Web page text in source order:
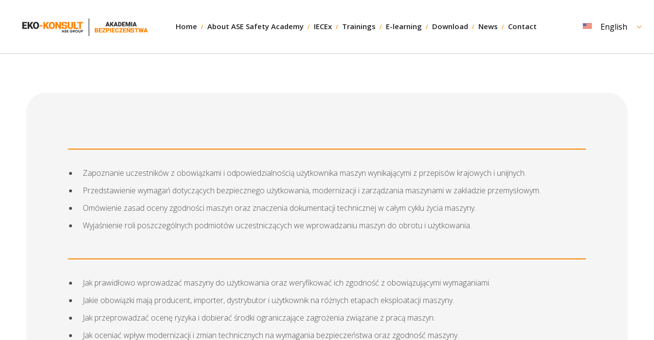
Home About ASE Safety Academy IECEx Trainings E-learning Download News Contact English
Zapoznanie uczestników z obowiązkami i odpowiedzialnością użytkownika maszyn wynikającymi z przepisów krajowych i unijnych.
Przedstawienie wymagań dotyczących bezpiecznego użytkowania, modernizacji i zarządzania maszynami w zakładzie przemysłowym.
Omówienie zasad oceny zgodności maszyn oraz znaczenia dokumentacji technicznej w całym cyklu życia maszyny.
Wyjaśnienie roli poszczególnych podmiotów uczestniczących we wprowadzaniu maszyn do obrotu i użytkowania.
Jak prawidłowo wprowadzać maszyny do użytkowania oraz weryfikować ich zgodność z obowiązującymi wymaganiami.
Jakie obowiązki mają producent, importer, dystrybutor i użytkownik na różnych etapach eksploatacji maszyny.
Jak przeprowadzać ocenę ryzyka i dobierać środki ograniczające zagrożenia związane z pracą maszyn.
Jak oceniać wpływ modernizacji i zmian technicznych na wymagania bezpieczeństwa oraz zgodność maszyny.